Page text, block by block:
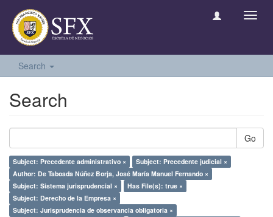
Search
Search
Go
Subject: Precedente administrativo ×
Subject: Precedente judicial ×
Author: De Taboada Núñez Borja, José María Manuel Fernando ×
Subject: Sistema jurisprudencial ×
Has File(s): true ×
Subject: Derecho de la Empresa ×
Subject: Jurisprudencia de observancia obligatoria ×